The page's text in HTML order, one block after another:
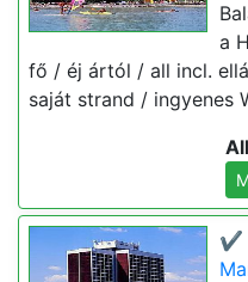
a
fő / éj ártól / all incl.
saját strand / ingyenes
✔️